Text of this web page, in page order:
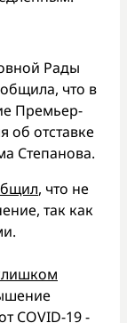
Рады
что в
Премьер-
отставке
Степанова.
, что не
так как
COVID-19 -